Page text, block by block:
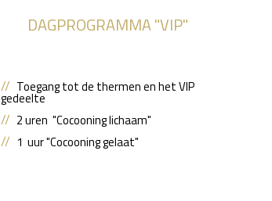
DAGPROGRAMMA "VIP"
Toegang tot de thermen en het VIP
gedeelte
2 uren "Cocooning lichaam"
1 uur "Cocooning gelaat"